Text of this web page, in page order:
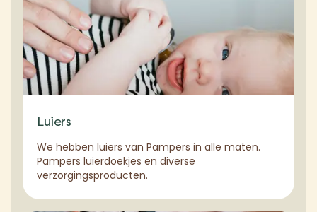
Luiers
We hebben luiers van Pampers in alle maten.
Pampers luierdoekjes en diverse
verzorgingsproducten.